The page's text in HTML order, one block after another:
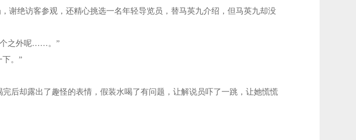
绝访客参观，还精心挑选一名年轻导览员，替马英九介绍，但马英九却没
之外呢……。”
。”
却露出了趣怪的表情，假装水喝了有问题，让解说员吓了一跳，让她慌慌